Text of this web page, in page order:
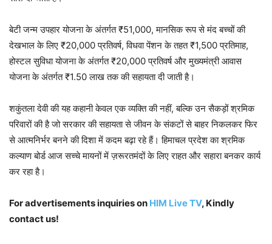
बेटी जन्म उपहार योजना के अंतर्गत ₹51,000, मानसिक रूप से मंद बच्चों की
देखभाल के लिए ₹20,000 प्रतिवर्ष, विधवा पेंशन के तहत ₹1,500 प्रतिमाह,
होस्टल सुविधा योजना के अंतर्गत ₹20,000 प्रतिवर्ष और मुख्यमंत्री आवास
योजना के अंतर्गत ₹1.50 लाख तक की सहायता दी जाती है।
शकुंतला देवी की यह कहानी केवल एक व्यक्ति की नहीं, बल्कि उन सैकड़ों श्रमिक
परिवारों की है जो सरकार की सहायता से जीवन के संकटों से बाहर निकलकर फिर
से आत्मनिर्भर बनने की दिशा में कदम बढ़ा रहे हैं। हिमाचल प्रदेश का श्रमिक
कल्याण बोर्ड आज सच्चे मायनों में ज़रूरतमंदों के लिए राहत और सहारा बनकर कार्य
कर रहा है।
For advertisements inquiries on HIM Live TV, Kindly
contact us!